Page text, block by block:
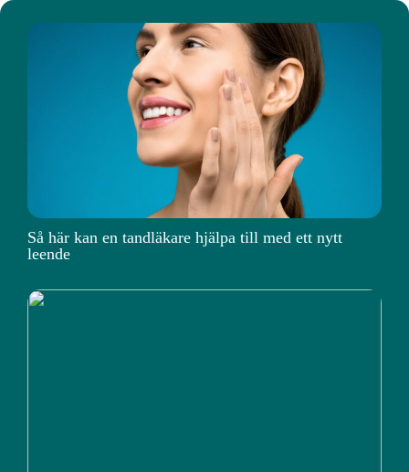
Så här kan en tandläkare hjälpa till med ett nytt
leende